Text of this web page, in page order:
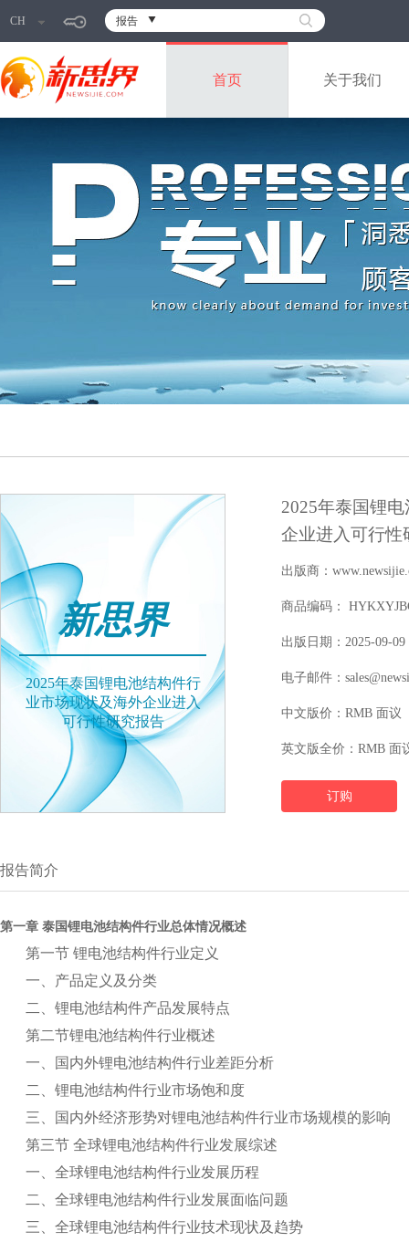
CH 报告
首页 关于我们
新思界
2025年泰国锂电池结构件行
业市场现状及海外企业进入
可行性研究报告
2025年泰国锂
企业进入可行性
出版商：
商品编码：
出版日期：2025-09-09
电子邮件：
中文版价：RMB 面议
英文版全价：RMB 面
订购
报告简介
第一章 泰国锂电池结构件行业总体情况概述
第一节 锂电池结构件行业定义
一、产品定义及分类
二、锂电池结构件产品发展特点
第二节锂电池结构件行业概述
一、国内外锂电池结构件行业差距分析
二、锂电池结构件行业市场饱和度
三、国内外经济形势对锂电池结构件行业市场规模的影响
第三节 全球锂电池结构件行业发展综述
一、全球锂电池结构件行业发展历程
二、全球锂电池结构件行业发展面临问题
三、全球锂电池结构件行业技术现状及趋势